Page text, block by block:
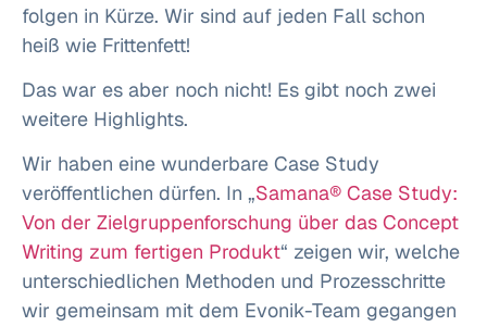
folgen in Kürze. Wir sind auf jeden Fall schon
heiß wie Frittenfett!
Das war es aber noch nicht! Es gibt noch zwei
weitere Highlights.
Wir haben eine wunderbare Case Study
veröffentlichen dürfen. In „Samana® Case Study:
Von der Zielgruppenforschung über das Concept
Writing zum fertigen Produkt“ zeigen wir, welche
unterschiedlichen Methoden und Prozesschritte
wir gemeinsam mit dem Evonik-Team gegangen